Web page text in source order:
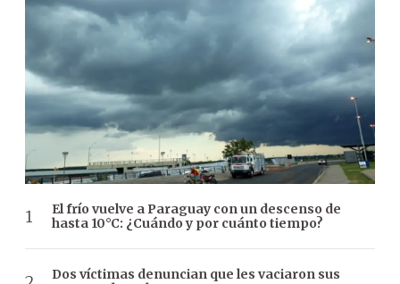
El frío vuelve a Paraguay con un descenso de
hasta 10°C: ¿Cuándo y por cuánto tiempo?
Dos víctimas denuncian que les vaciaron sus